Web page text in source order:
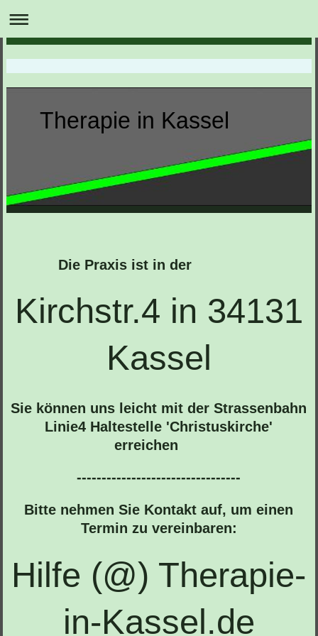
Therapie in Kassel
Die Praxis ist in der
Kirchstr.4 in 34131
Kassel
Sie können uns leicht mit der Strassenbahn
Linie4 Haltestelle 'Christuskirche'
erreichen
---------------------------------
Bitte nehmen Sie Kontakt auf, um einen
Termin zu vereinbaren:
Hilfe (@) Therapie-
in-Kassel.de